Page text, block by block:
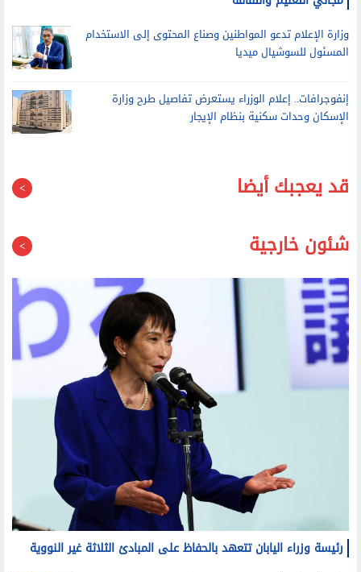
إنفوجرافات.. إعلام الوزراء يستعرض تفاصيل طرح وزارة
الإسكان وحدات سكنية بنظام الإيجار
قد يعجبك أيضا
شئون خارجية
رئيسة وزراء اليابان تتعهد بالحفاظ على المبادئ الثلاثة غير النووية
الشرطة الكورية تداهم مقر اتحاد الكرة بسبب تعيين هونج
مدربا للمنتخب